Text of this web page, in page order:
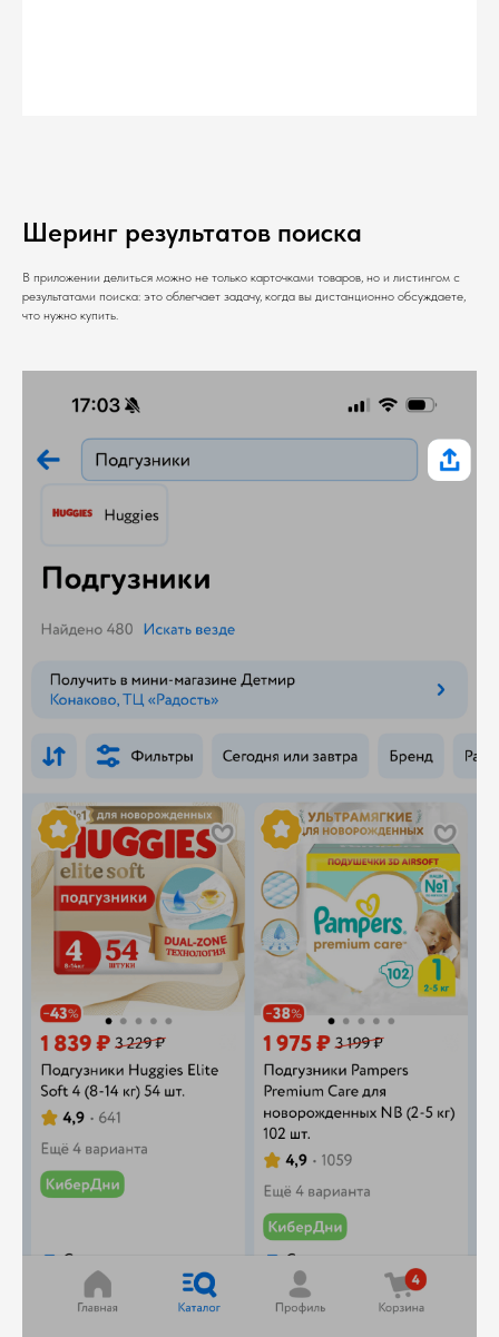
Шеринг результатов поиска
В приложении делиться можно не только карточками товаров, но и листингом с
результатами поиска: это облегчает задачу, когда вы дистанционно обсуждаете,
что нужно купить.